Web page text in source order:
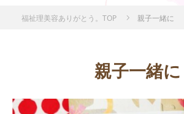
福祉理美容ありがとう。TOP 親子一緒に
親子一緒に